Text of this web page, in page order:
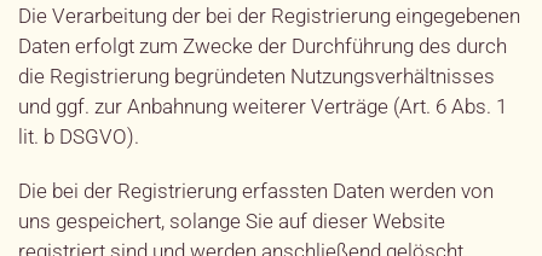
Die Verarbeitung der bei der Registrierung eingegebenen
Daten erfolgt zum Zwecke der Durchführung des durch
die Registrierung begründeten Nutzungsverhältnisses
und ggf. zur Anbahnung weiterer Verträge (Art. 6 Abs. 1
lit. b DSGVO).
Die bei der Registrierung erfassten Daten werden von
uns gespeichert, solange Sie auf dieser Website
registriert sind und werden anschließend gelöscht.